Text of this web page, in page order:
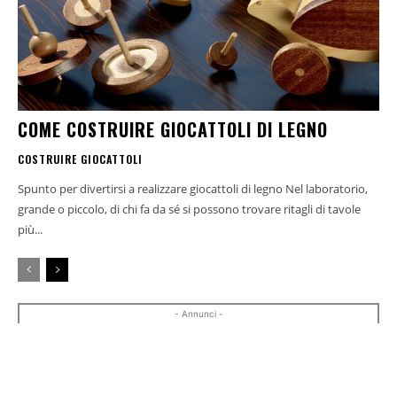
COME COSTRUIRE GIOCATTOLI DI LEGNO
COSTRUIRE GIOCATTOLI
Spunto per divertirsi a realizzare giocattoli di legno Nel laboratorio,
grande o piccolo, di chi fa da sé si possono trovare ritagli di tavole
più...
- Annunci -